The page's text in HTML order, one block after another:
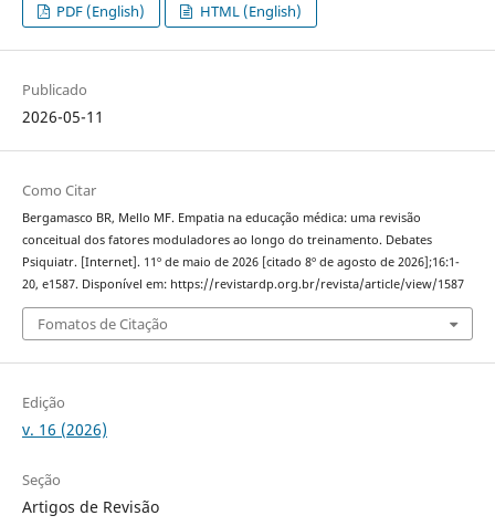
PDF (English) HTML (English)
Publicado
2026-05-11
Como Citar
Bergamasco BR, Mello MF. Empatia na educação médica: uma revisão
conceitual dos fatores moduladores ao longo do treinamento. Debates
Psiquiatr. [Internet]. 11º de maio de 2026 [citado 8º de agosto de 2026];16:1-
20, e1587. Disponível em: https://revistardp.org.br/revista/article/view/1587
Fomatos de Citação
Edição
v. 16 (2026)
Seção
Artigos de Revisão